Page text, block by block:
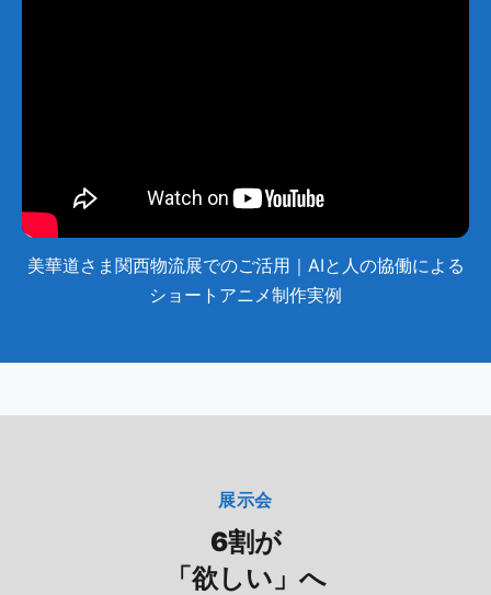
美華道さま関西物流展でのご活用｜AIと人の協働による
ショートアニメ制作実例
展示会
6割が
「欲しい」へ